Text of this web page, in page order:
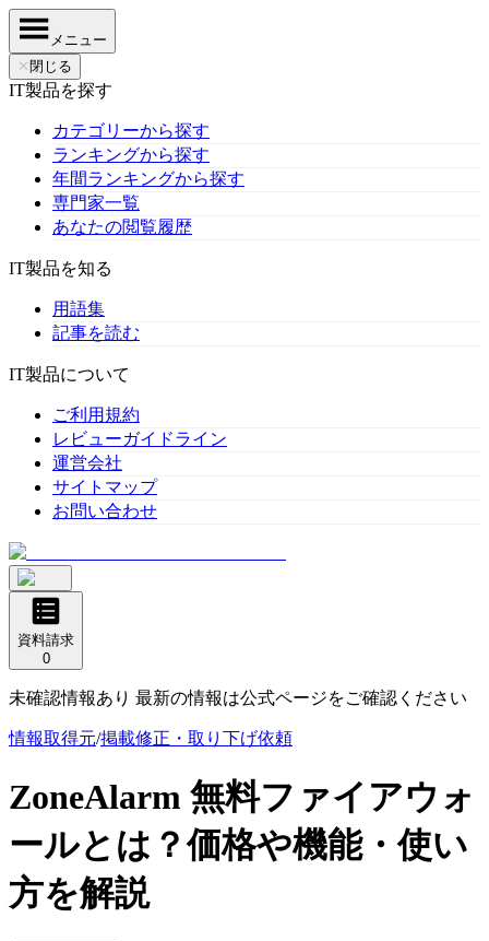
メニュー
✕ 閉じる
IT製品を探す
カテゴリーから探す
ランキングから探す
年間ランキングから探す
専門家一覧
あなたの閲覧履歴
IT製品を知る
用語集
記事を読む
IT製品について
ご利用規約
レビューガイドライン
運営会社
サイトマップ
お問い合わせ
資料請求
0
未確認情報あり 最新の情報は公式ページをご確認ください
情報取得元/掲載修正・取り下げ依頼
ZoneAlarm 無料ファイアウォ
ールとは？価格や機能・使い
方を解説